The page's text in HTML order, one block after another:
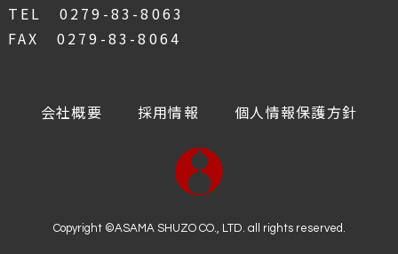
TEL 0279-83-8063
FAX 0279-83-8064
会社概要 採用情報 個人情報保護方針
Copyright ©ASAMA SHUZO CO., LTD. all rights reserved.